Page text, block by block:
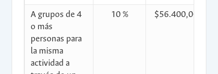
A grupos de 4
o más
personas para
la misma
actividad a
10 % $56.400,00